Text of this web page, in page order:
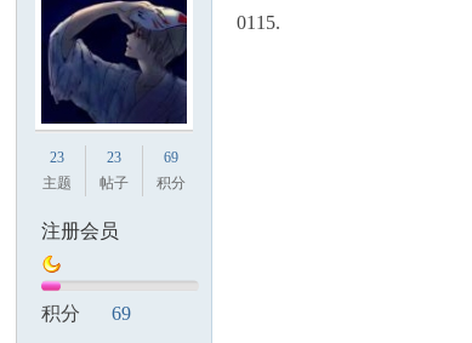
国
23
主题
23
帖子
69
积分
注册会员
积分 69
0115.